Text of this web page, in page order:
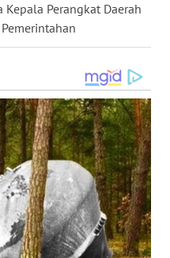
Perangkat Daerah